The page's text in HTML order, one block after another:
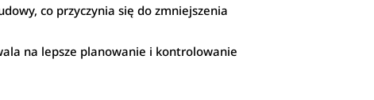
co przyczynia się do zmniejszenia
na lepsze planowanie i kontrolowanie